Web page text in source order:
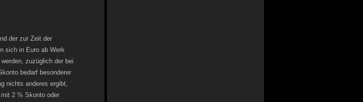
der zur Zeit der
sich in Euro ab Werk
zuzüglich der bei
bedarf besonderer
nichts anderes ergibt,
2 % Skonto oder